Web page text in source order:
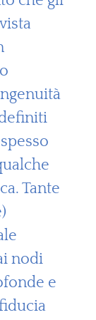
Tante
nodi
e